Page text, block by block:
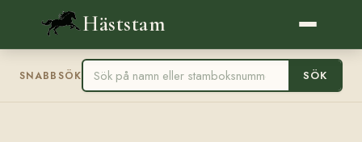
Häststam
SNABBSÖK SÖK